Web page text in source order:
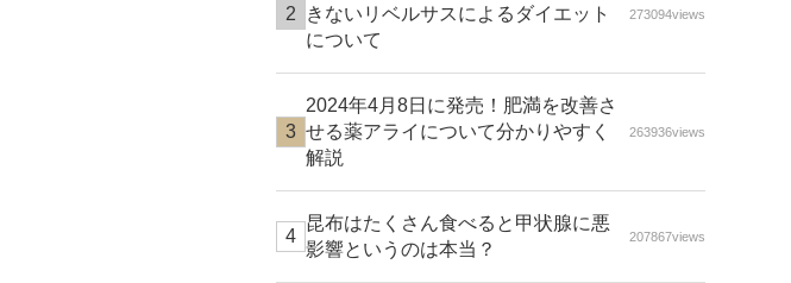
きないリベルサスによるダイエット
について
273094views
2024年4月8日に発売！肥満を改善さ
せる薬アライについて分かりやすく
解説
263936views
昆布はたくさん食べると甲状腺に悪
影響というのは本当？
207867views